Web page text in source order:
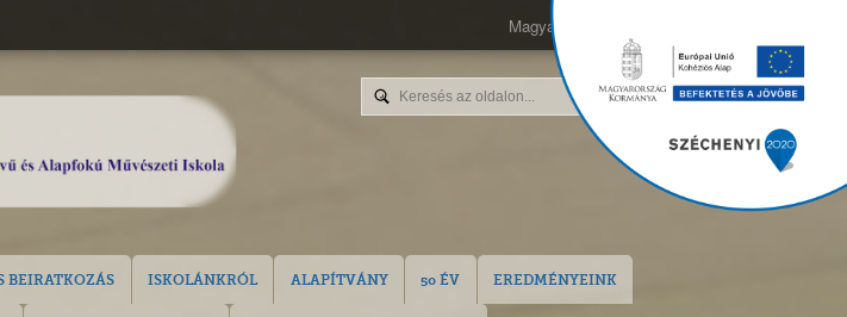
Magyar
BEIRATKOZÁS ISKOLÁNKRÓL ALAPÍTVÁNY 50 ÉV EREDMÉNYEINK